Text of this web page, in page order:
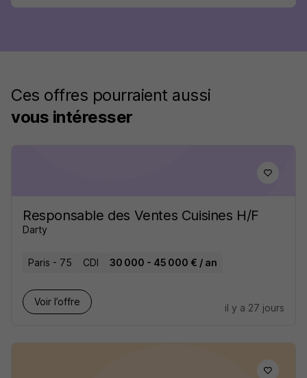
Ces offres pourraient aussi
vous intéresser
Responsable des Ventes Cuisines H/F
Darty
Paris - 75 CDI 30 000 - 45 000 € / an
Voir l’offre
il y a 27 jours